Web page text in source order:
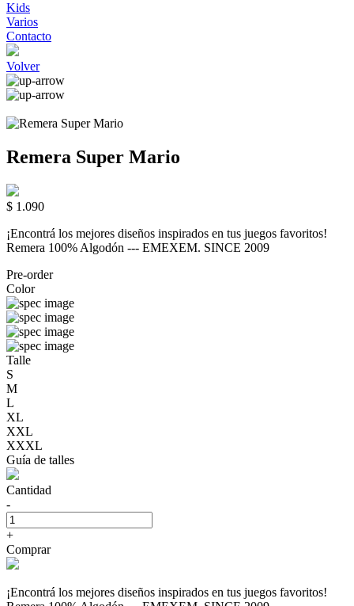
Kids
Varios
Contacto
Volver
Remera Super Mario
$ 1.090
¡Encontrá los mejores diseños inspirados en tus juegos favoritos!
Remera 100% Algodón --- EMEXEM. SINCE 2009
Pre-order
Color
Talle
S
M
L
XL
XXL
XXXL
Guía de talles
Cantidad
-
+
Comprar
¡Encontrá los mejores diseños inspirados en tus juegos favoritos!